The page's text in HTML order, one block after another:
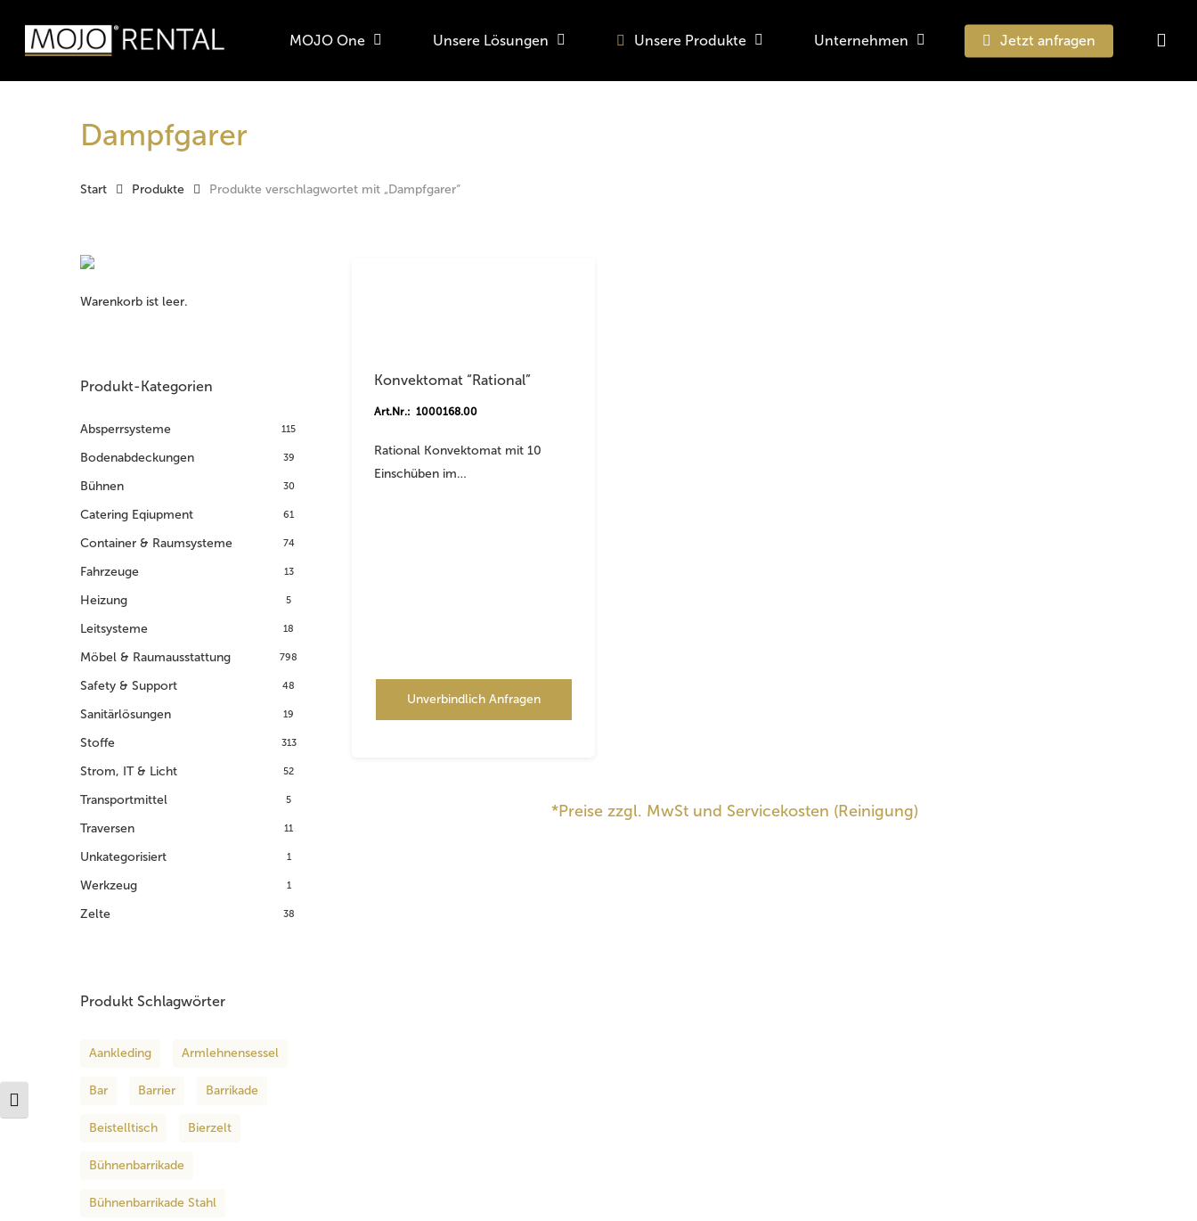
springen
Navigation
springen
Schrift vergrößern
main
content
MOJO One Unsere Lösungen Unsere Produkte Unternehmen Jetzt anfragen
Dampfgarer
Start Produkte Produkte verschlagwortet mit „Dampfgarer“
Warenkorb ist leer.
Produkt-Kategorien
Absperrsysteme 115
Bodenabdeckungen 39
Bühnen 30
Catering Eqiupment 61
Container & Raumsysteme 74
Fahrzeuge 13
Heizung 5
Leitsysteme 18
Möbel & Raumausstattung 798
Safety & Support 48
Sanitärlösungen 19
Stoffe 313
Strom, IT & Licht 52
Transportmittel 5
Traversen 11
Unkategorisiert 1
Werkzeug 1
Zelte 38
Produkt Schlagwörter
Aankleding Armlehnensessel
Bar Barrier Barrikade
Beistelltisch Bierzelt
Bühnenbarrikade
Bühnenbarrikade Stahl
Konvektomat “Rational”
Art.Nr.: 1000168.00
Rational Konvektomat mit 10
Einschüben im…
Unverbindlich Anfragen
*Preise zzgl. MwSt und Servicekosten (Reinigung)